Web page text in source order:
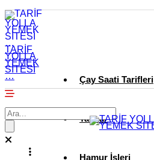
TARİF
YOLLA
YEMEK
SİTESİ
… Çay Saati Tarifleri
Tatlılar
Hamur İşleri